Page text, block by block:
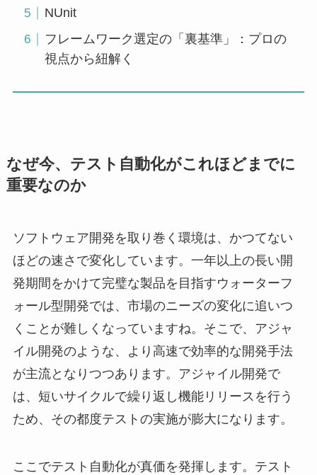
NUnit
フレームワーク選定の「裏基準」：プロの
視点から紐解く
なぜ今、テスト自動化がこれほどまでに
重要なのか
ソフトウェア開発を取り巻く環境は、かつてない
ほどの速さで変化しています。一年以上の長い開
発期間をかけて完璧な製品を目指すウォーターフ
ォール型開発では、市場のニーズの変化に追いつ
くことが難しくなっていますね。そこで、アジャ
イル開発のような、より高速で効率的な開発手法
が主流となりつつあります。アジャイル開発で
は、短いサイクルで繰り返し機能リリースを行う
ため、その都度テストの実施が膨大になります。
ここでテスト自動化が真価を発揮します。テスト